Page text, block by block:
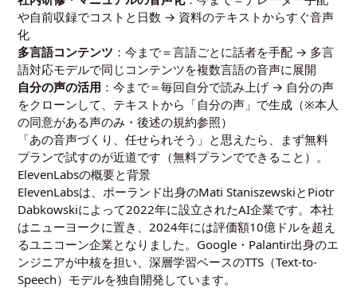
や自前収録でコストと日数 → 資料のテキストからすぐ音声
化
多言語コンテンツ ：今まで＝言語ごとに話者を手配 → 多言
語対応モデルで同じコンテンツを複数言語の音声に展開
自分の声の活用 ：今まで＝毎回自分で読み上げ → 自分の声
をクローンして、テキストから「自分の声」で生成（※本人
の同意がある声のみ・後述の規約参照）
「あの音声づくり、任せられそう」と思えたら、まず無料
プランで試すのが近道です（無料プランでできること ）。
ElevenLabsの概要と背景
ElevenLabsは、ポーランド出身のMati StaniszewskiとPiotr
Dabkowskiによって2022年に設立されたAI企業です。本社
はニューヨークに置き、2024年には評価額10億ドルを超え
るユニコーン企業となりました。Google・Palantir出身のエ
ンジニアが中核を担い、深層学習ベースのTTS（Text-to-
Speech）モデルを独自開発しています。